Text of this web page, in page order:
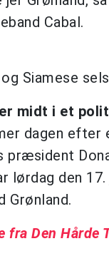
Cabal.
Siamese
midt i et
dagen
præsident
lørdag den
Grønland.
fra Den Hårde